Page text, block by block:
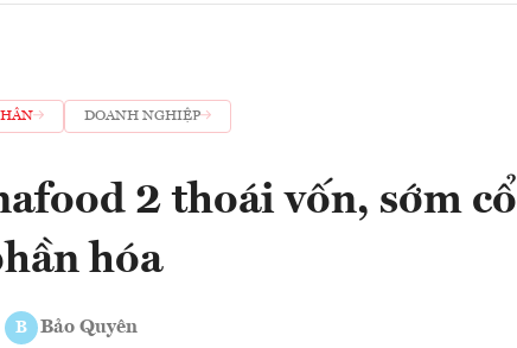
DOANH NGHIỆP
2 thoái vốn, sớm cổ
hóa
B Bảo Quyên